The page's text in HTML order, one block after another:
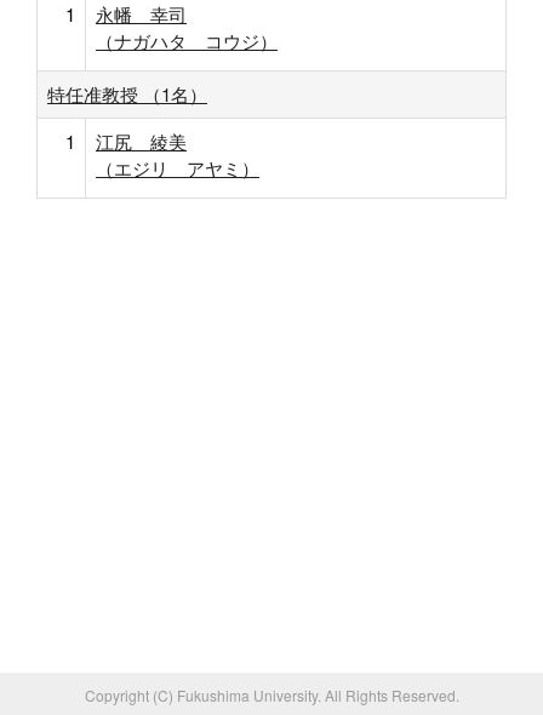
1
永幡 幸司
（ナガハタ コウジ）
特任准教授 （1名）
1
江尻 綾美
（エジリ アヤミ）
Copyright (C) Fukushima University. All Rights Reserved.